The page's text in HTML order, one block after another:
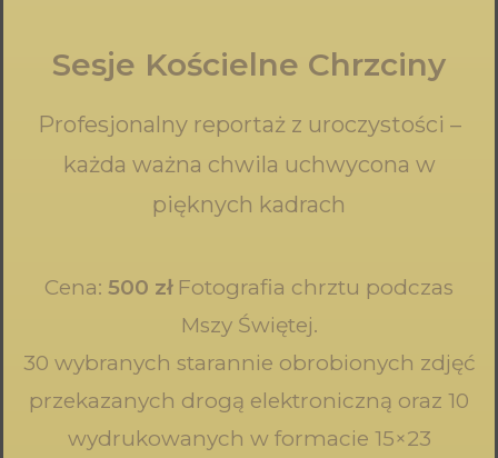
Sesje Kościelne Chrzciny
Profesjonalny reportaż z uroczystości –
każda ważna chwila uchwycona w
pięknych kadrach
Cena: 500 złFotografia chrztu podczas
Mszy Świętej.
30 wybranych starannie obrobionych zdjęć
przekazanych drogą elektroniczną oraz 10
wydrukowanych w formacie 15×23